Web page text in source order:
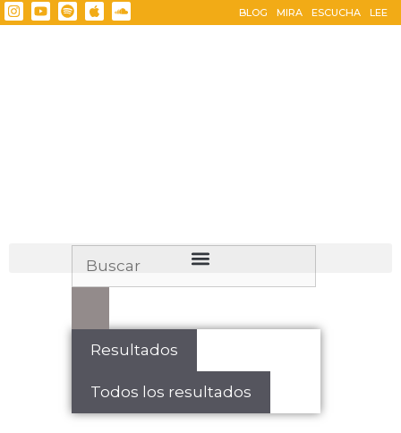
BLOG MIRA ESCUCHA LEE
Resultados
Todos los resultados